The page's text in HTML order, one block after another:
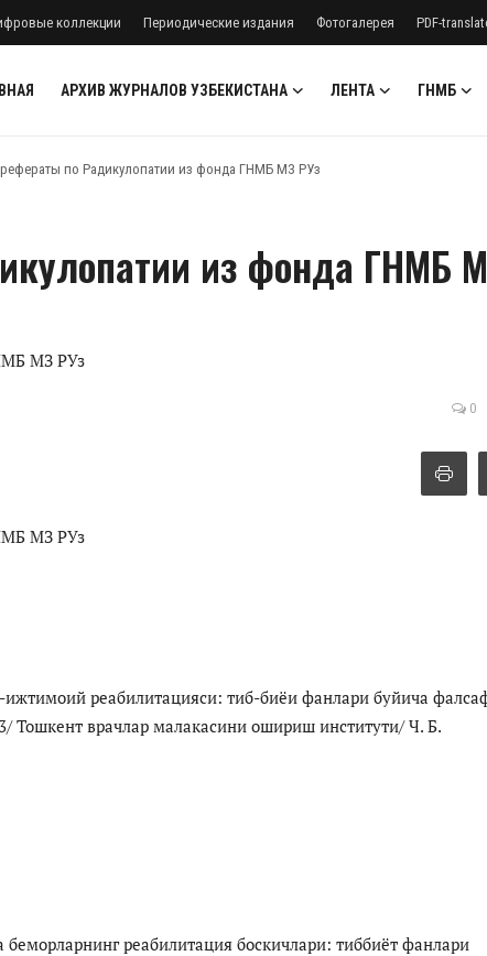
коллекции Периодические издания Фотогалерея PDF-
АРХИВ ЖУРНАЛОВ УЗБЕКИСТАНА ЛЕНТА ГНМБ
по Радикулопатии из фонда ГНМБ МЗ РУз
из фонда ГНМБ
МЗ РУз
0
МЗ РУз
реабилитацияси: тиб-биёи фанлари буйича
Тошкент врачлар малакасини ошириш институти/ Ч. Б.
реабилитация боскичлари: тиббиёт фанлари